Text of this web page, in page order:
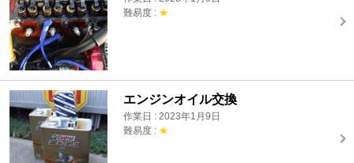
難易度 : ★
エンジンオイル交換
作業日 : 2023年1月9日
難易度 : ★